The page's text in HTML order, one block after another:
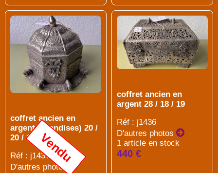
coffret ancien en
argent (friandises) 20 /
20 / 17
Réf : j1437
D'autres photos
Vendu
coffret ancien en
argent 28 / 18 / 19
Réf : j1436
D'autres photos
1 article en stock
440 €